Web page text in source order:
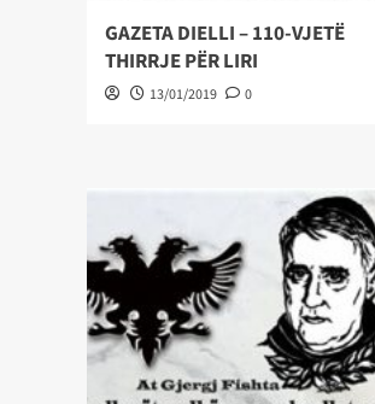
GAZETA DIELLI – 110-VJETË
THIRRJE PËR LIRI
13/01/2019 0